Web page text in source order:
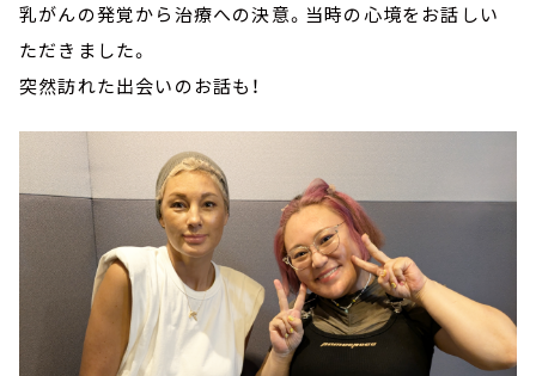
乳がんの発覚から治療への決意。当時の心境をお話しい
ただきました。
突然訪れた出会いのお話も！